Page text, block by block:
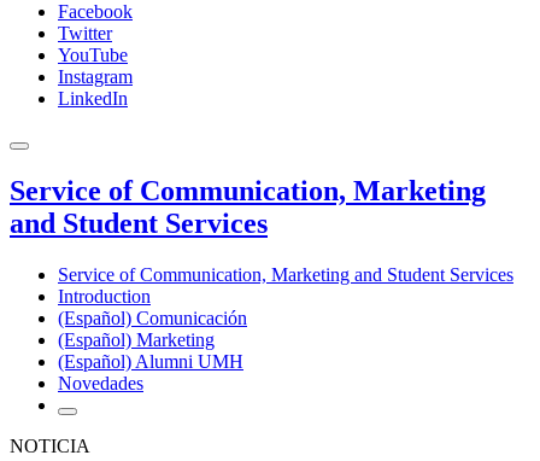
Facebook
Twitter
YouTube
Instagram
LinkedIn
Service of Communication, Marketing
and Student Services
Service of Communication, Marketing and Student Services
Introduction
(Español) Comunicación
(Español) Marketing
(Español) Alumni UMH
Novedades
NOTICIA